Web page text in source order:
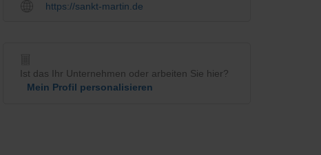
https://sankt-martin.de
Ist das Ihr Unternehmen oder arbeiten Sie hier?
Mein Profil personalisieren